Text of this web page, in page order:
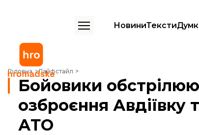
НовиниТексти
Головна Лайфстайл
Бойовики обстрілюють із крупнокаліберного озброєння
Бойовики
озброєння Авдіївку
АТО